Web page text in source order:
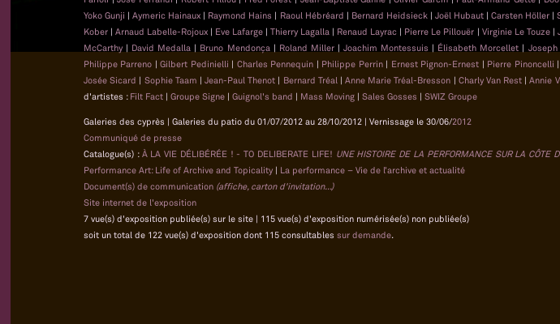
Yoko Gunji |Aymeric Hainaux | Raymond Hains | Raoul Hébréard | Bernard Heidsieck | Joël Hubaut |Carsten Höller |
Kober |Arnaud Labelle-Rojoux | Eve Lafarge |Thierry Lagalla | Renaud Layrac | Pierre Le Pillouër | Virginie Le Touze |
McCarthy | David Medalla | Bruno Mendonça | Roland Miller | Joachim Montessuis | Élisabeth Morcellet |
Philippe Parreno |Gilbert Pedinielli | Charles Pennequin | Philippe Perrin | Ernest Pignon-Ernest | Pierre Pinoncelli |
Josée Sicard | Sophie Taam | Jean-Paul Thenot | Bernard Tréal | Anne Marie Tréal-Bresson | Charly Van Rest |Annie
d'artistes : Filt Fact | Groupe Signe | Guignol's band | Mass Moving | Sales Gosses | SWIZ Groupe
Galeries des cyprès | Galeries du patio du 01/07/2012 au 28/10/2012 | Vernissage le 30/06/2012
Communiqué de presse
Catalogue(s) : À LA VIE DÉLIBÉRÉE ! - TO DELIBERATE LIFE! UNE HISTOIRE DE LA PERFORMANCE SUR LA CÔTE
Performance Art: Life of Archive and Topicality | La performance – Vie de l’archive et actualité
Document(s) de communication (affiche, carton d'invitation...)
Site internet de l'exposition
7 vue(s) d'exposition publiée(s) sur le site | 115 vue(s) d'exposition numérisée(s) non publiée(s)
soit un total de 122 vue(s) d'exposition dont 115 consultables sur demande.